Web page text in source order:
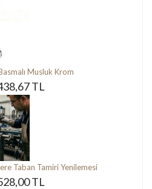
Musluk Krom
TL
Taban Tamiri Yenilemesi
TL